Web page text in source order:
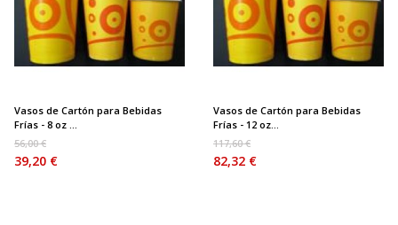
Vasos de Cartón para Bebidas
Frías - 8 oz ...
56,00 €
39,20 €
Vasos de Cartón para Bebidas
Frías - 12 oz...
117,60 €
82,32 €